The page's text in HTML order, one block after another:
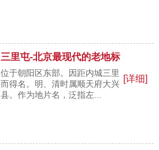
三里屯-北京最现代的老地标
位于朝阳区东部。因距内城三里
而得名。明、清时属顺天府大兴
县。作为地片名，泛指左...
[详细]